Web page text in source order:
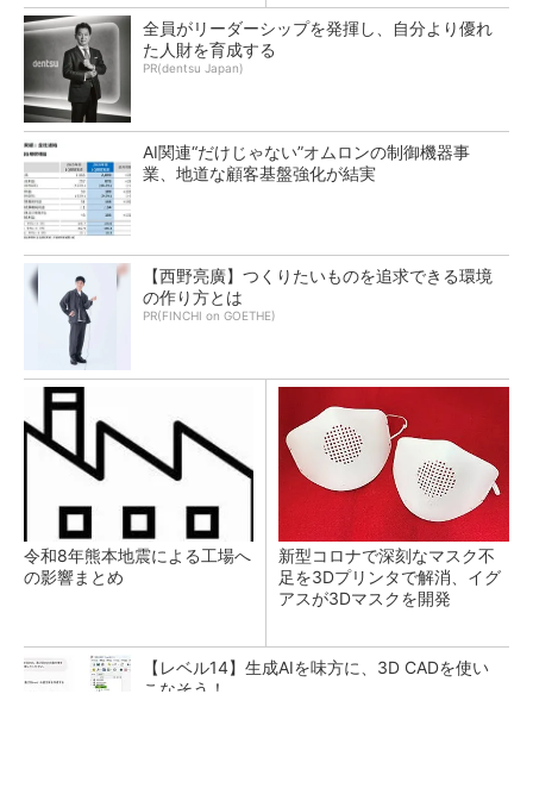
全員がリーダーシップを発揮し、自分より優れ
た人財を育成する
PR(dentsu Japan)
AI関連“だけじゃない”オムロンの制御機器事
業、地道な顧客基盤強化が結実
【西野亮廣】つくりたいものを追求できる環境
の作り方とは
PR(FINCHI on GOETHE)
令和8年熊本地震による工場へ
の影響まとめ
新型コロナで深刻なマスク不
足を3Dプリンタで解消、イグ
アスが3Dマスクを開発
【レベル14】生成AIを味方に、3D CADを使い
こなそう！